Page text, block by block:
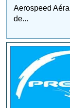
Aerospeed
de...